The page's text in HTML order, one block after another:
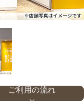
ご利用の流れ